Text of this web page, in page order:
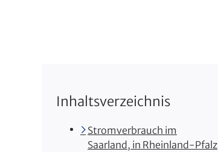
Inhaltsverzeichnis
Stromverbrauch im
Saarland, in Rheinland-Pfalz